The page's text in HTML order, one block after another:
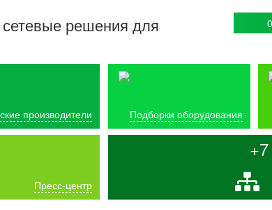
решения для
производители Подборки оборудования
Пресс-центр